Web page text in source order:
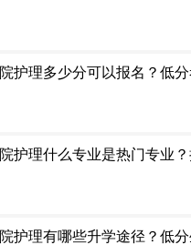
护理多少分可以报名？低
护理什么专业是热门专业？
护理有哪些升学途径？低